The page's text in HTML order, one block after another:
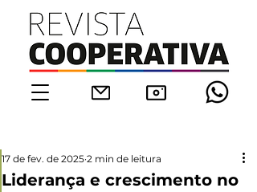
Liderança e crescimento no
17 de fev. de 2025 2 min de leitura